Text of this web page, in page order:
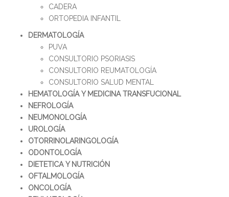
CADERA
ORTOPEDIA INFANTIL
DERMATOLOGÍA
PUVA
CONSULTORIO PSORIASIS
CONSULTORIO REUMATOLOGÍA
CONSULTORIO SALUD MENTAL
HEMATOLOGÍA Y MEDICINA TRANSFUCIONAL
NEFROLOGÍA
NEUMONOLOGÍA
UROLOGÍA
OTORRINOLARINGOLOGÍA
ODONTOLOGÍA
DIETETICA Y NUTRICIÓN
OFTALMOLOGÍA
ONCOLOGÍA